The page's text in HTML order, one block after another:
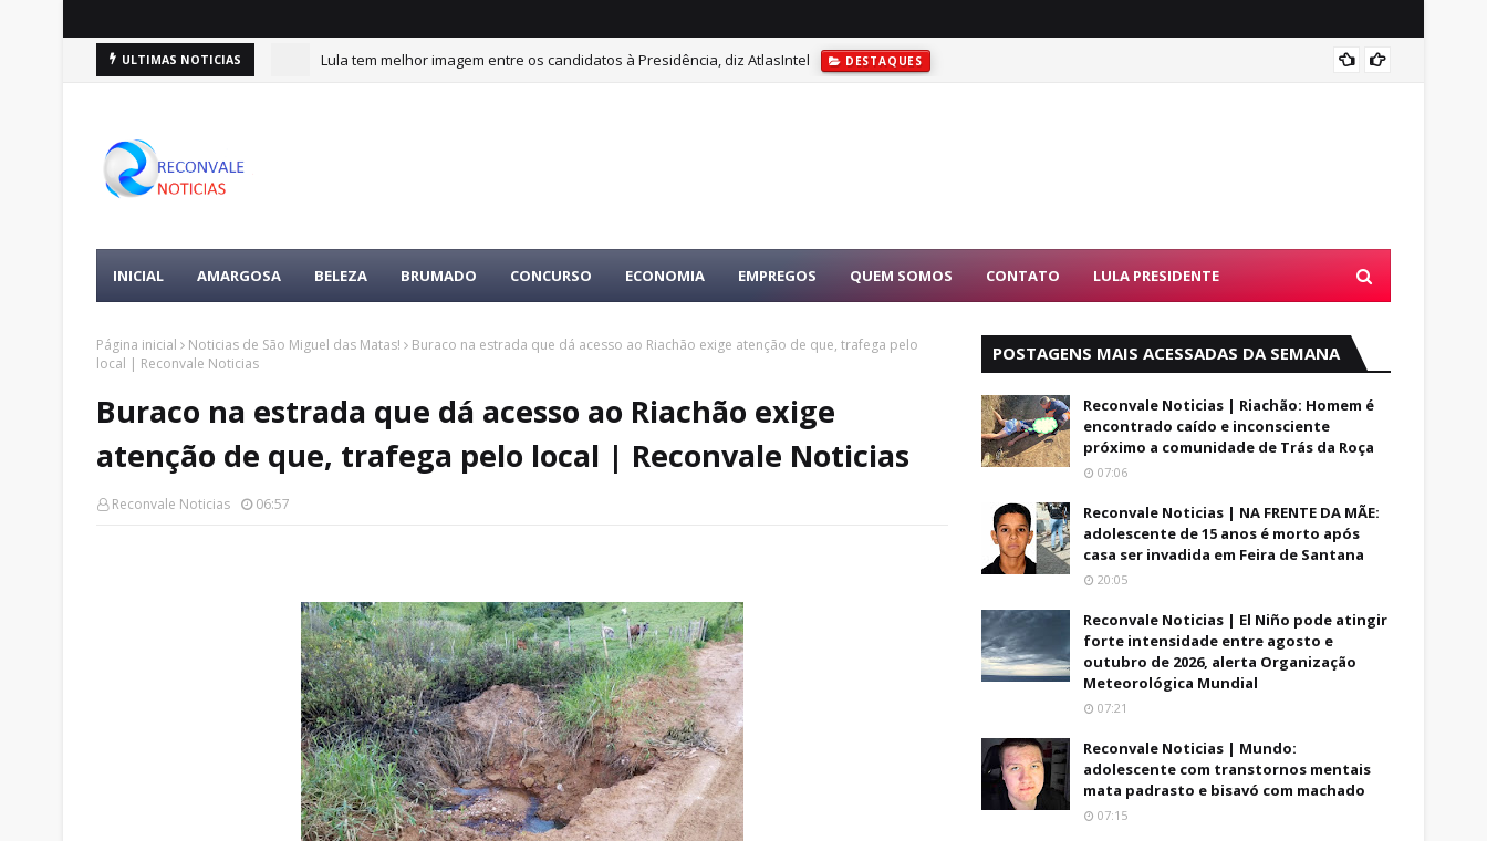
ULTIMAS NOTICIAS Lula tem melhor imagem entre os candidatos à Presidência, diz AtlasIntel DESTAQUES
INICIAL AMARGOSA BELEZA BRUMADO CONCURSO ECONOMIA EMPREGOS QUEM SOMOS CONTATO LULA PRESIDENTE
Página inicial Noticias de São Miguel das Matas!
Buraco na estrada que dá acesso ao Riachão exige atenção de que, trafega pelo
local | Reconvale Noticias
Buraco na estrada que dá acesso ao Riachão exige
atenção de que, trafega pelo local | Reconvale Noticias
Reconvale Noticias 06:57
POSTAGENS MAIS ACESSADAS DA SEMANA
Reconvale Noticias | Riachão: Homem é
encontrado caído e inconsciente
próximo a comunidade de Trás da Roça
07:06
Reconvale Noticias | NA FRENTE DA MÃE:
adolescente de 15 anos é morto após
casa ser invadida em Feira de Santana
20:05
Reconvale Noticias | El Niño pode atingir
forte intensidade entre agosto e
outubro de 2026, alerta Organização
Meteorológica Mundial
07:21
Reconvale Noticias | Mundo:
adolescente com transtornos mentais
mata padrasto e bisavó com machado
07:15